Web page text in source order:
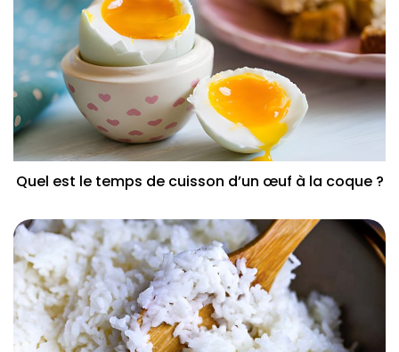
Quel est le temps de cuisson d’un œuf à la coque ?